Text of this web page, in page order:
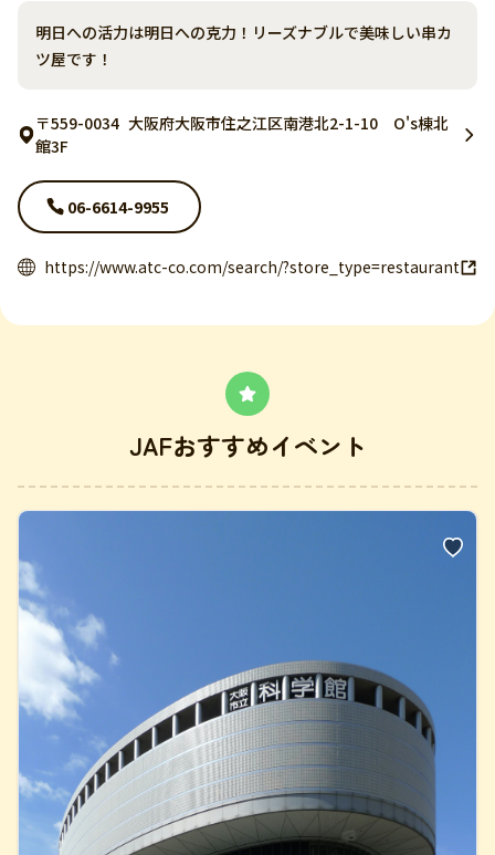
明日への活力は明日への克力！リーズナブルで美味しい串カ
ツ屋です！
〒559-0034 大阪府大阪市住之江区南港北2-1-10 O's棟北
館3F
06-6614-9955
https://www.atc-co.com/search/?store_type=restaurant
JAFおすすめイベント